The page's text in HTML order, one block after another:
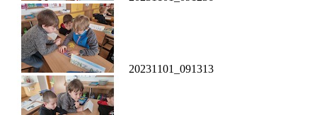
20231101_091313